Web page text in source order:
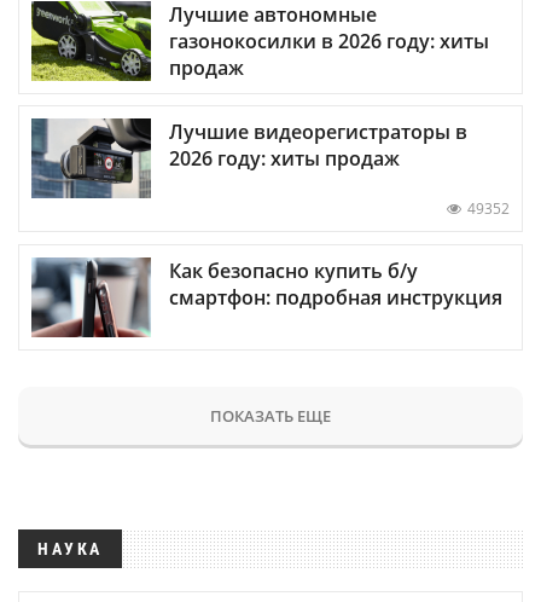
Лучшие автономные
газонокосилки в 2026 году: хиты
продаж
Лучшие видеорегистраторы в
2026 году: хиты продаж
49352
Как безопасно купить б/у
смартфон: подробная инструкция
ПОКАЗАТЬ ЕЩЕ
НАУКА